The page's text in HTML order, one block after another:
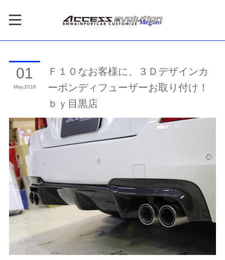
01
May 2016
Ｆ１０なお客様に、３Ｄデザインカ
ーボンディフューザーお取り付け！
ｂｙ目黒店